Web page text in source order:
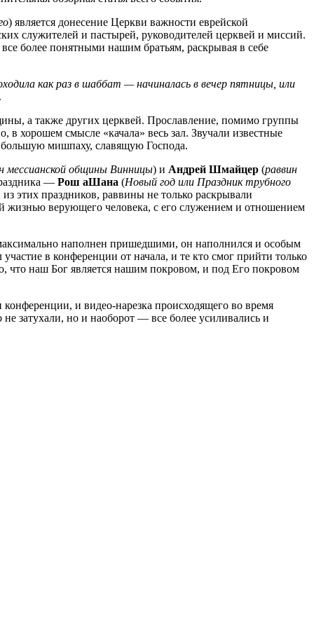
) является донесение Церкви важности еврейской
служителей и пастырей, руководителей церквей и миссий.
более понятными нашим братьям, раскрывая в себе
как раз в шаббат — начиналась в вечер пятницы, или
а также других церквей. Прославление, помимо группы
в хорошем смысле «качала» весь зал. Звучали известные
мишпаху, славящую Господа.
мессианской общины Винницы) и Андрей Шмайцер (раввин
— Рош аШана (Новый год или Праздник трубного
этих праздников, раввины не только раскрывали
жизнью верующего человека, с его служением и отношением
наполнен пришедшими, он наполнился и особым
в конференции от начала, и те кто смог прийти только
что наш Бог является нашим покровом, и под Его покровом
и видео-нарезка происходящего во время
затухали, но и наоборот — все более усиливались и